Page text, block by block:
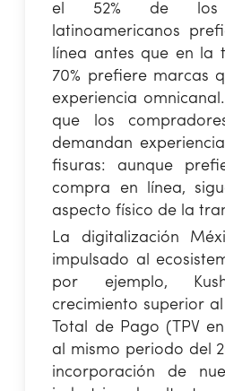
el 52% de los
latinoamericanos
línea antes que en la
70% prefiere marcas
experiencia
que los
demandan
fisuras: aunque
compra en línea,
aspecto físico de la
La digitalización
impulsado al
por ejemplo,
crecimiento superior al
Total de Pago (TPV
al mismo periodo del
incorporación de